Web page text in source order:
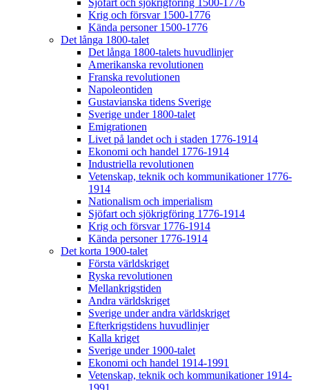
Sjöfart och sjökrigföring 1500-1776
Krig och försvar 1500-1776
Kända personer 1500-1776
Det långa 1800-talet
Det långa 1800-talets huvudlinjer
Amerikanska revolutionen
Franska revolutionen
Napoleontiden
Gustavianska tidens Sverige
Sverige under 1800-talet
Emigrationen
Livet på landet och i staden 1776-1914
Ekonomi och handel 1776-1914
Industriella revolutionen
Vetenskap, teknik och kommunikationer 1776-
1914
Nationalism och imperialism
Sjöfart och sjökrigföring 1776-1914
Krig och försvar 1776-1914
Kända personer 1776-1914
Det korta 1900-talet
Första världskriget
Ryska revolutionen
Mellankrigstiden
Andra världskriget
Sverige under andra världskriget
Efterkrigstidens huvudlinjer
Kalla kriget
Sverige under 1900-talet
Ekonomi och handel 1914-1991
Vetenskap, teknik och kommunikationer 1914-
1991